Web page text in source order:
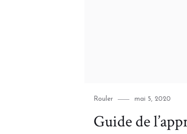
Category
Rouler
Posted
mai 5, 2020
Guide de